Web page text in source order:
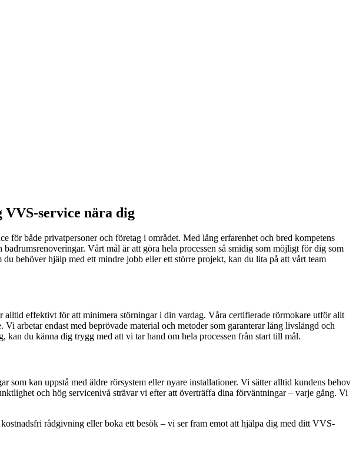
service nära dig
både privatpersoner och företag i området. Med lång erfarenhet och bred kompetens
Vårt mål är att göra hela processen så smidig som möjligt för dig som
behöver hjälp med ett mindre jobb eller ett större projekt, kan du lita på att vårt team
alltid effektivt för att minimera störningar i din vardag. Våra certifierade rörmokare utför allt
arbetar endast med beprövade material och metoder som garanterar lång livslängd och
kan du känna dig trygg med att vi tar hand om hela processen från start till mål.
kan uppstå med äldre rörsystem eller nyare installationer. Vi sätter alltid kundens behov
och hög servicenivå strävar vi efter att överträffa dina förväntningar – varje gång. Vi
rådgivning eller boka ett besök – vi ser fram emot att hjälpa dig med ditt VVS-